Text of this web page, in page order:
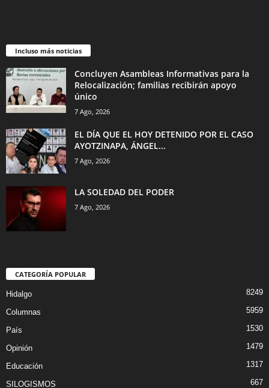
Incluso más noticias
Concluyen Asambleas Informativas para la
Relocalización; familias recibirán apoyo
único
7 Ago, 2026
EL DÍA QUE EL HOY DETENIDO POR EL CASO
AYOTZINAPA, ÁNGEL...
7 Ago, 2026
LA SOLEDAD DEL PODER
7 Ago, 2026
CATEGORÍA POPULAR
Hidalgo 8249
Columnas 5959
País 1530
Opinión 1479
Educación 1317
SILOGISMOS 667